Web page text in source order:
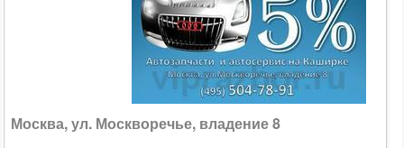
Москва, ул. Москворечье, владение 8